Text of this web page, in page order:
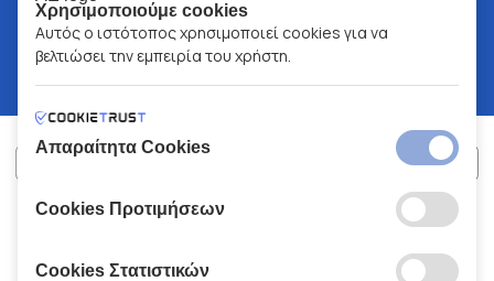
ΧΑΛΚΙΑΔΑΚΗΣ Α.Ε.
Χρησιμοποιούμε cookies
Αυτός ο ιστότοπος χρησιμοποιεί cookies για να
βελτιώσει την εμπειρία του χρήστη.
Απαραίτητα Cookies
Cookies Προτιμήσεων
Cookies Στατιστικών